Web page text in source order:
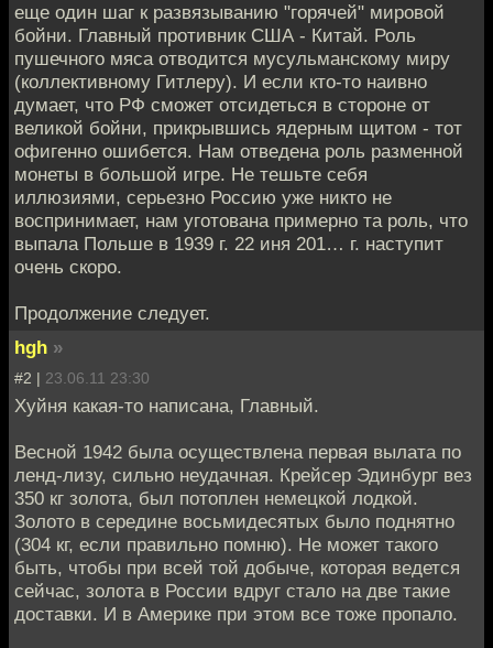
еще один шаг к развязыванию "горячей" мировой
бойни. Главный противник США - Китай. Роль
пушечного мяса отводится мусульманскому миру
(коллективному Гитлеру). И если кто-то наивно
думает, что РФ сможет отсидеться в стороне от
великой бойни, прикрывшись ядерным щитом - тот
офигенно ошибется. Нам отведена роль разменной
монеты в большой игре. Не тешьте себя
иллюзиями, серьезно Россию уже никто не
воспринимает, нам уготована примерно та роль, что
выпала Польше в 1939 г. 22 иня 201… г. наступит
очень скоро.
Продолжение следует.
hgh »
#2 | 23.06.11 23:30
Хуйня какая-то написана, Главный.
Весной 1942 была осуществлена первая вылата по
ленд-лизу, сильно неудачная. Крейсер Эдинбург вез
350 кг золота, был потоплен немецкой лодкой.
Золото в середине восьмидесятых было поднятно
(304 кг, если правильно помню). Не может такого
быть, чтобы при всей той добыче, которая ведется
сейчас, золота в России вдруг стало на две такие
доставки. И в Америке при этом все тоже пропало.